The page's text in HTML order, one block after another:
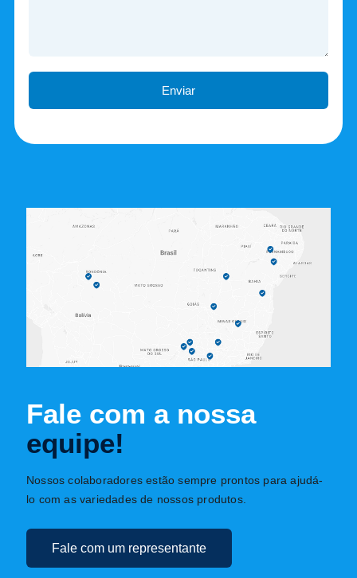
Fale com a nossa
equipe!
Nossos colaboradores estão sempre prontos para ajudá-
lo com as variedades de nossos produtos.
Fale com um representante